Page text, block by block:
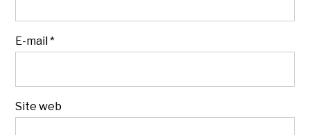
E-mail*
Site web